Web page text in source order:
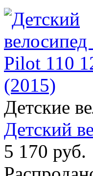
Детские
Детский
5 170 руб.